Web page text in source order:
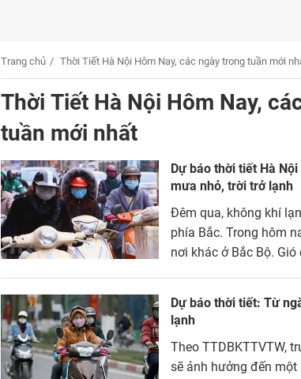
Trang chủ Thời Tiết Hà Nội Hôm Nay, các ngày trong tuần mới
Thời Tiết Hà Nội Hôm Nay,
tuần mới nhất
Dự báo thời tiết Hà
mưa nhỏ, trời trở lạnh
Đêm qua, không khí
phía Bắc. Trong hôm
nơi khác ở Bắc Bộ.
Dự báo thời tiết: Từ
lạnh
Theo TTDBKTTVTW,
sẽ ảnh hưởng đến